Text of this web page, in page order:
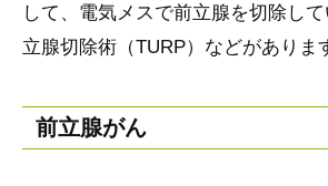
して、電気メスで前立腺を切除し
立腺切除術（TURP）などがありま
前立腺がん